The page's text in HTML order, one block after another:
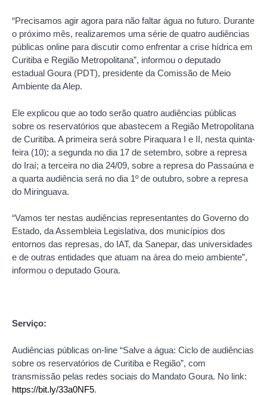
“Precisamos agir agora para não faltar água no futuro. Durante
o próximo mês, realizaremos uma série de quatro audiências
públicas online para discutir como enfrentar a crise hídrica em
Curitiba e Região Metropolitana”, informou o deputado
estadual Goura (PDT), presidente da Comissão de Meio
Ambiente da Alep.
Ele explicou que ao todo serão quatro audiências públicas
sobre os reservatórios que abastecem a Região Metropolitana
de Curitiba. A primeira será sobre Piraquara I e II, nesta quinta-
feira (10); a segunda no dia 17 de setembro, sobre a represa
do Iraí; a terceira no dia 24/09, sobre a represa do Passaúna e
a quarta audiência será no dia 1º de outubro, sobre a represa
do Miringuava.
“Vamos ter nestas audiências representantes do Governo do
Estado, da Assembleia Legislativa, dos municípios dos
entornos das represas, do IAT, da Sanepar, das universidades
e de outras entidades que atuam na área do meio ambiente”,
informou o deputado Goura.
Serviço:
Audiências públicas on-line “Salve a água: Ciclo de audiências
sobre os reservatórios de Curitiba e Região”, com
transmissão pelas redes sociais do Mandato Goura. No link:
https://bit.ly/33a0NF5.